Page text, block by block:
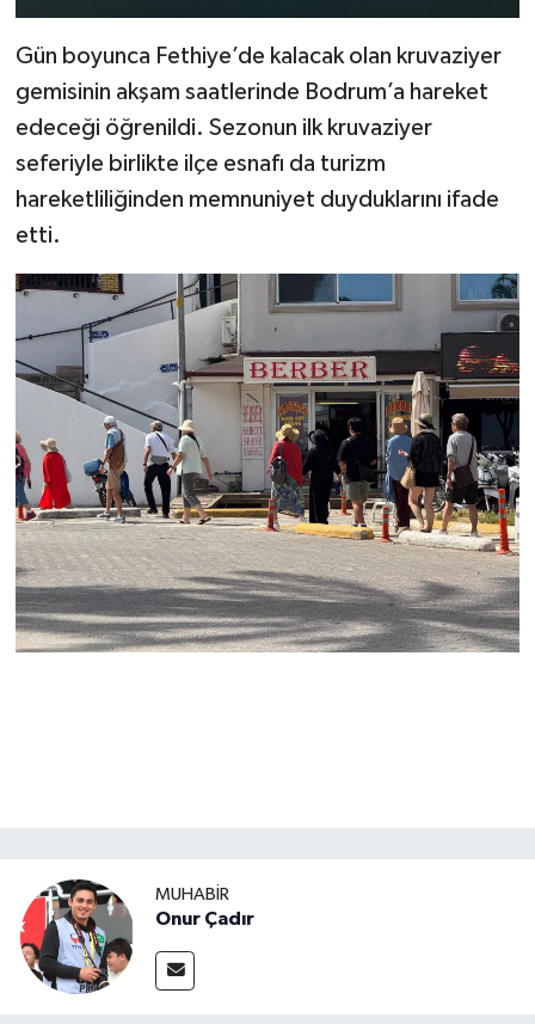
Gün boyunca Fethiye’de kalacak olan kruvaziyer
gemisinin akşam saatlerinde Bodrum’a hareket
edeceği öğrenildi. Sezonun ilk kruvaziyer
seferiyle birlikte ilçe esnafı da turizm
hareketliliğinden memnuniyet duyduklarını ifade
etti.
MUHABİR
Onur Çadır